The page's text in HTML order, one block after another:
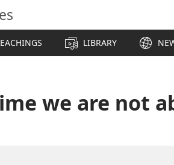
LIBRARY
we are not